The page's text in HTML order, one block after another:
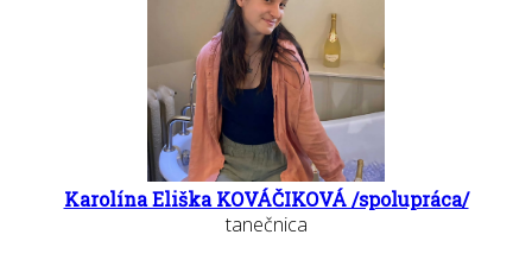
Karolína Eliška KOVÁČIKOVÁ /spolupráca/
tanečnica